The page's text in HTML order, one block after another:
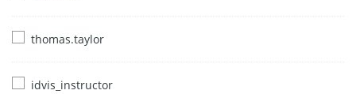
thomas.taylor
idvis_instructor